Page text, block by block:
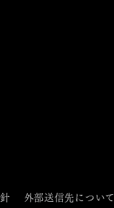
外部送信先について